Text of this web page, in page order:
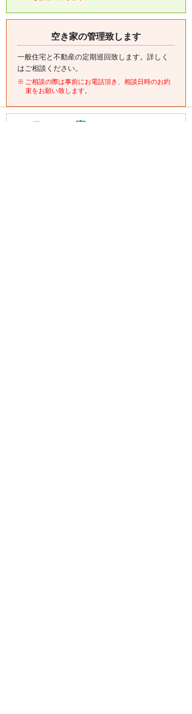
空き家の管理致します
一般住宅と不動産の定期巡回致します。詳しく
はご相談ください。
ご相談の際は事前にお電話頂き、相談日時のお約
束をお願い致します。